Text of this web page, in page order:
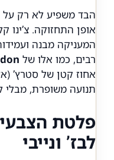
הבד משפיע לא רק על
המעניקה מבנה
רבים, כמו אלו של
אחוז קטן של סטרץ’
תנועה משופרת,
פלטת
לבז’ ונייבי